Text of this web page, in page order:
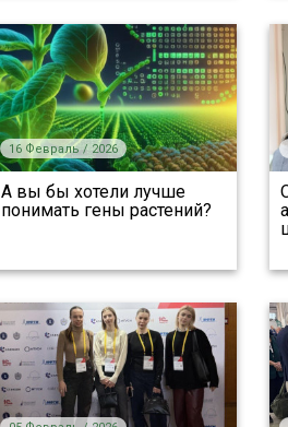
16 Февраль / 2026
А вы бы хотели лучше
понимать гены растений?